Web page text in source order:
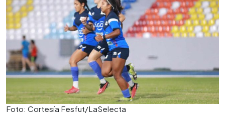
Foto: Cortesía Fesfut/LaSelecta